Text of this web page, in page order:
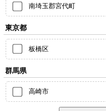
南埼玉郡宮代町
東京都
板橋区
群馬県
高崎市